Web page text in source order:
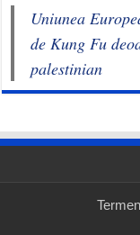
Uniunea
de Kung Fu
palestinian